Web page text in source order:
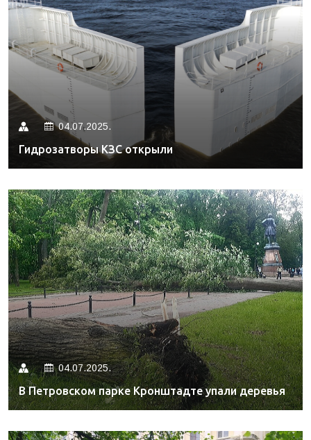
04.07.2025.
Гидрозатворы КЗС открыли
04.07.2025.
В Петровском парке Кронштадте упали деревья